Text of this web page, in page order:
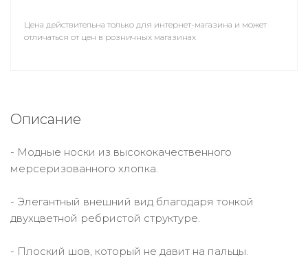
Цена действительна только для интернет-магазина и может
отличаться от цен в розничных магазинах
Описание
- Модные носки из высококачественного
мерсеризованного хлопка.
- Элегантный внешний вид благодаря тонкой
двухцветной ребристой структуре.
- Плоский шов, который не давит на пальцы.